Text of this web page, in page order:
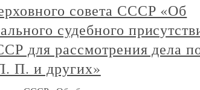
совета СССР «Об
судебного
для рассмотрения дела
П. и других»